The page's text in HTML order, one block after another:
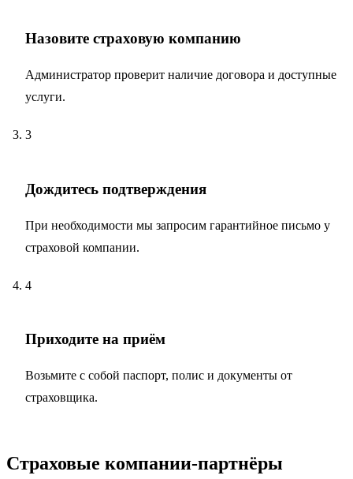
Назовите страховую компанию
Администратор проверит наличие договора и доступные
услуги.
3
Дождитесь подтверждения
При необходимости мы запросим гарантийное письмо у
страховой компании.
4
Приходите на приём
Возьмите с собой паспорт, полис и документы от
страховщика.
Страховые компании-партнёры